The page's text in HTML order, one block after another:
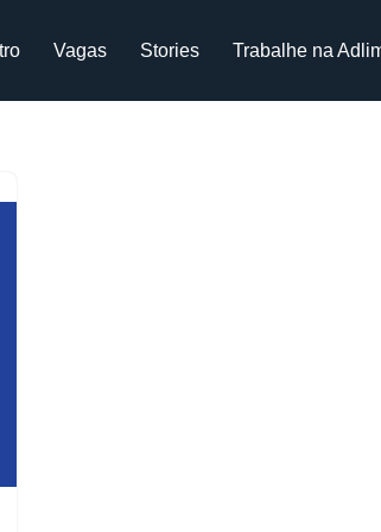
Vagas Stories Trabalhe na